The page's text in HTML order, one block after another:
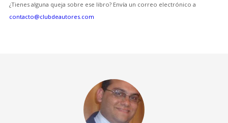
¿Tienes alguna queja sobre ese libro? Envía un correo electrónico a
contacto@clubdeautores.com